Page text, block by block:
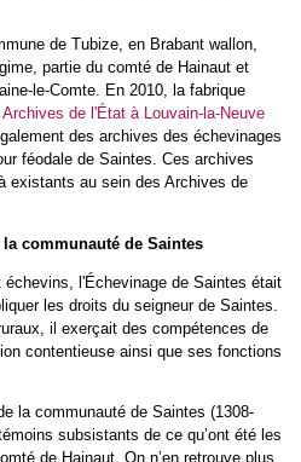
de Tubize, en Brabant wallon,
partie du comté de Hainaut et
le-Comte. En 2010, la fabrique
Archives de l'État à Louvain-la-Neuve
des archives des échevinages
féodale de Saintes. Ces archives
existants au sein des Archives de
communauté de Saintes
l'Échevinage de Saintes était
les droits du seigneur de Saintes.
il exerçait des compétences de
contentieuse ainsi que ses fonctions
la communauté de Saintes (1308-
subsistants de ce qu’ont été les
de Hainaut. On n’en retrouve plus